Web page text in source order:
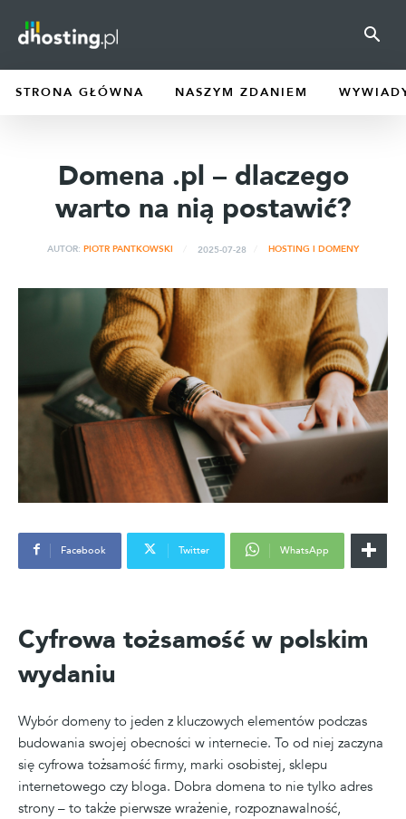
STRONA GŁÓWNA NASZYM ZDANIEM
Domena .pl – dlaczego
warto na nią postawić?
AUTOR: PIOTR PANTKOWSKI 2025-07-28 HOSTING I DOMENY
Facebook Twitter WhatsApp
Cyfrowa tożsamość w polskim
wydaniu
Wybór domeny to jeden z kluczowych elementów podczas
budowania swojej obecności w internecie. To od niej zaczyna
się cyfrowa tożsamość firmy, marki osobistej, sklepu
internetowego czy bloga. Dobra domena to nie tylko adres
strony – to także pierwsze wrażenie, rozpoznawalność,